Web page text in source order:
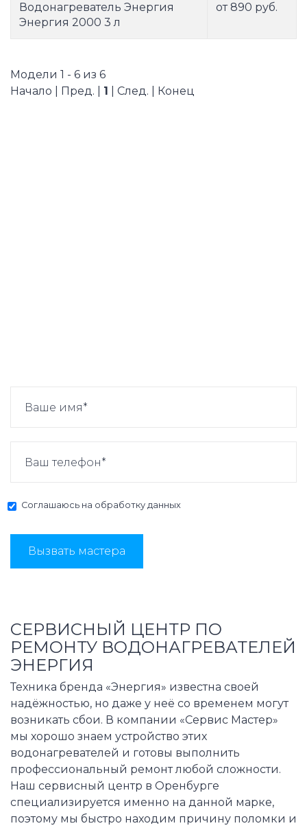
Водонагреватель Энергия
Энергия 2000 3 л
от 890 руб.
Модели 1 - 6 из 6
Начало | Пред. | 1 | След. | Конец
Соглашаюсь на обработку данных
Вызвать мастера
СЕРВИСНЫЙ ЦЕНТР ПО
РЕМОНТУ ВОДОНАГРЕВАТЕЛЕЙ
ЭНЕРГИЯ
Техника бренда «Энергия» известна своей
надёжностью, но даже у неё со временем могут
возникать сбои. В компании «Сервис Мастер»
мы хорошо знаем устройство этих
водонагревателей и готовы выполнить
профессиональный ремонт любой сложности.
Наш сервисный центр в Оренбурге
специализируется именно на данной марке,
поэтому мы быстро находим причину поломки и